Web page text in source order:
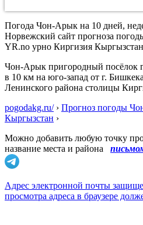
Погода Чон-Арык на 10 дней,
Норвежский сайт прогноза
YR.no урно Киргизия
Чон-Арык пригородный посёлок
в 10 км на юго-запад от г.
Ленинского района столицы
pogodakg.ru/› Прогноз погоды
Кыргызстан ›
Можно добавить любую точку
название места и района
Адрес электронной почты
просмотра адреса в браузере